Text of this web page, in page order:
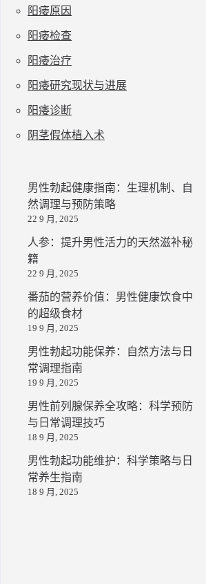
阳痿原因
阳痿检查
阳痿治疗
阳痿研究现状与进展
阳痿诊断
阴茎假体植入术
男性勃起健康指南：生理机制、自
然调理与预防策略
22 9 月, 2025
人参：提升男性活力的天然滋补秘
籍
22 9 月, 2025
番茄的营养价值：男性健康饮食中
的超级食材
19 9 月, 2025
男性勃起功能保养：自然方法与日
常调理指南
19 9 月, 2025
男性前列腺保养全攻略：科学预防
与日常调理技巧
18 9 月, 2025
男性勃起功能维护：科学策略与日
常养生指南
18 9 月, 2025